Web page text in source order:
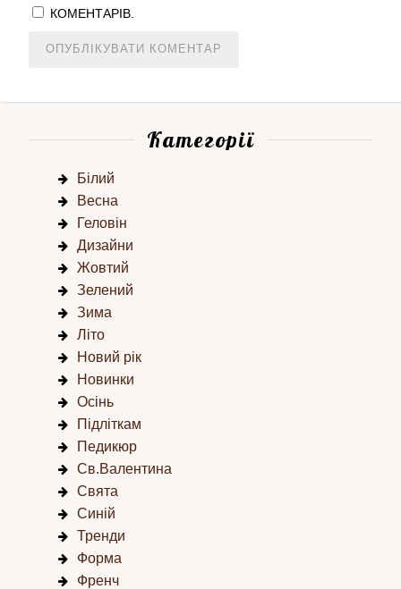
КОМЕНТАРІВ.
Категорії
Білий
Весна
Геловін
Дизайни
Жовтий
Зелений
Зима
Літо
Новий рік
Новинки
Осінь
Підліткам
Педикюр
Св.Валентина
Свята
Синій
Тренди
Форма
Френч